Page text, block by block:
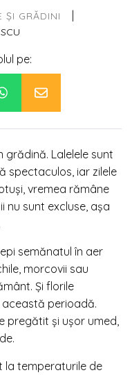
ȘI GRĂDINI |
pe:
grădină. Lalelele sunt
spectaculos, iar zilele
vremea rămâne
nu sunt excluse, așa
semănatul în aer
morcovii sau
Și florile
perioadă.
pregătit și ușor umed,
la temperaturile de